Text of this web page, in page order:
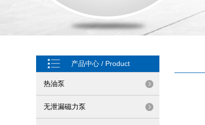
产品中心 / Product
热油泵
无泄漏磁力泵